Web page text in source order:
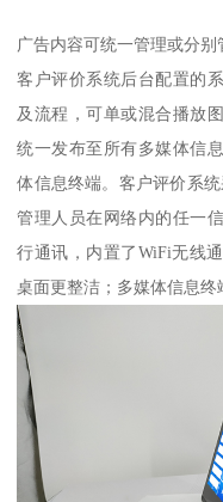
广告内容可统一管理或分别
客户评价系统后台配置的
及流程，可单或混合播放
统一发布至所有多媒体信
体信息终端。客户评价系
管理人员在网络内的任一
行通讯，内置了WiFi无线
桌面更整洁；多媒体信息终